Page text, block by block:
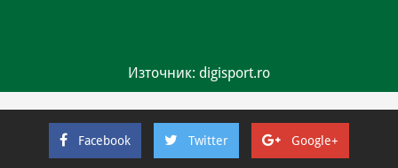
Източник: digisport.ro
Facebook Twitter Google+